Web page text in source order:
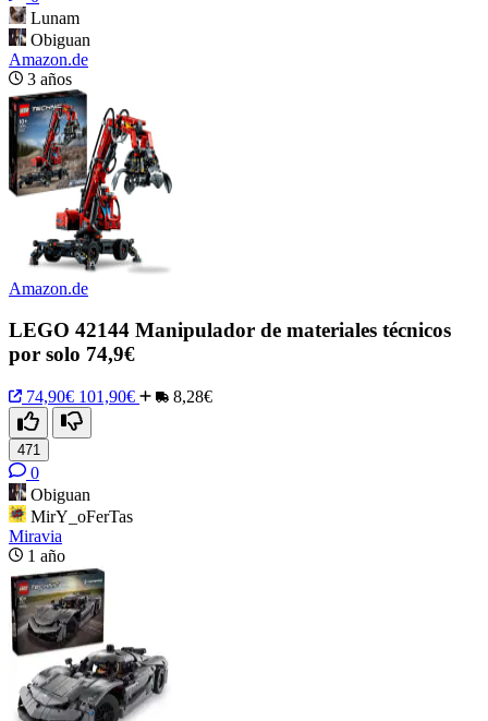
Lunam
Obiguan
Amazon.de
3 años
Amazon.de
LEGO 42144 Manipulador de materiales técnicos
por solo 74,9€
74,90€ 101,90€ 8,28€
471
0
Obiguan
MirY_oFerTas
Miravia
1 año